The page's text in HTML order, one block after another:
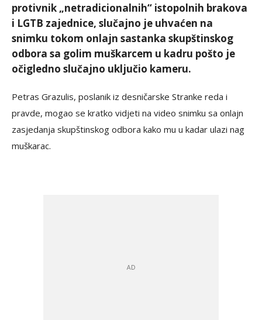
protivnik „netradicionalnih“ istopolnih brakova
i LGTB zajednice, slučajno je uhvaćen na
snimku tokom onlajn sastanka skupštinskog
odbora sa golim muškarcem u kadru pošto je
očigledno slučajno uključio kameru.
Petras Grazulis, poslanik iz desničarske Stranke reda i
pravde, mogao se kratko vidjeti na video snimku sa onlajn
zasjedanja skupštinskog odbora kako mu u kadar ulazi nag
muškarac.